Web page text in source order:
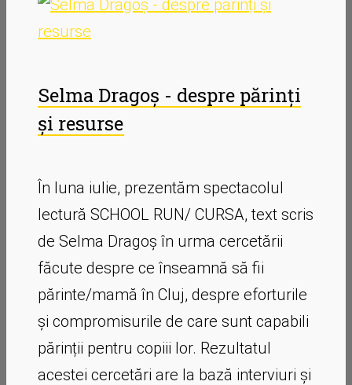
Selma Dragoș - despre părinți
și resurse
În luna iulie, prezentăm spectacolul
lectură SCHOOL RUN/ CURSA, text scris
de Selma Dragoș în urma cercetării
făcute despre ce înseamnă să fii
părinte/mamă în Cluj, despre eforturile
și compromisurile de care sunt capabili
părinții pentru copiii lor. Rezultatul
acestei cercetări are la bază interviuri și